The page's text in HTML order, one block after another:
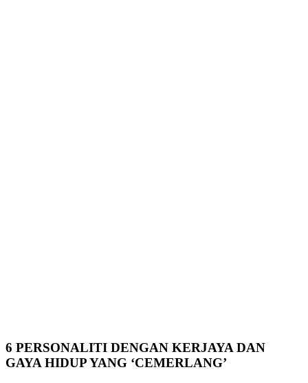
6 PERSONALITI DENGAN KERJAYA DAN
GAYA HIDUP YANG ‘CEMERLANG’